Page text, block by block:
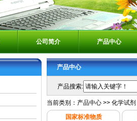
公司简介 产品中心
产品中心
产品搜索:
当前类别： 产品中心 >> 化学试剂
国家标准物质